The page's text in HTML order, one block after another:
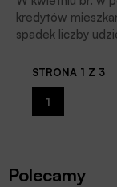
kredytów
spadek liczby
Niemniej średnia
kredytu
10,2% i
kredytowym BIK,
STRONA 1 Z 3
1
Polecamy